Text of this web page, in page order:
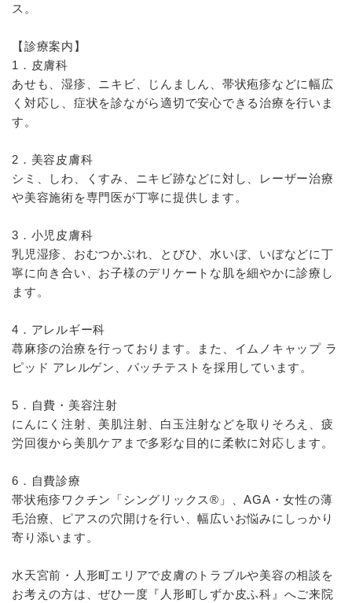
ス。
【診療案内】
1．皮膚科
あせも、湿疹、ニキビ、じんましん、帯状疱疹などに幅広
く対応し、症状を診ながら適切で安心できる治療を行いま
す。
2．美容皮膚科
シミ、しわ、くすみ、ニキビ跡などに対し、レーザー治療
や美容施術を専門医が丁寧に提供します。
3．小児皮膚科
乳児湿疹、おむつかぶれ、とびひ、水いぼ、いぼなどに丁
寧に向き合い、お子様のデリケートな肌を細やかに診療し
ます。
4．アレルギー科
蕁麻疹の治療を行っております。また、イムノキャップ ラ
ピッド アレルゲン、パッチテストを採用しています。
5．自費・美容注射
にんにく注射、美肌注射、白玉注射などを取りそろえ、疲
労回復から美肌ケアまで多彩な目的に柔軟に対応します。
6．自費診療
帯状疱疹ワクチン「シングリックス®」、AGA・女性の薄
毛治療、ピアスの穴開けを行い、幅広いお悩みにしっかり
寄り添います。
水天宮前・人形町エリアで皮膚のトラブルや美容の相談を
お考えの方は、ぜひ一度『人形町しずか皮ふ科』へご来院